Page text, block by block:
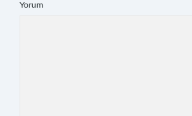
Yorum